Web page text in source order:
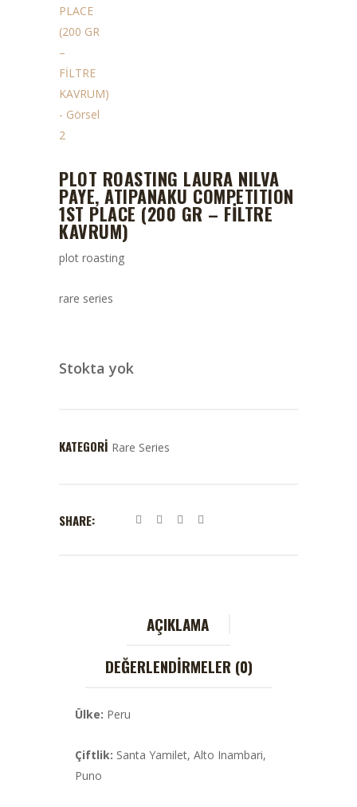
PLOT ROASTING LAURA NILVA
PAYE, ATIPANAKU COMPETITION
1ST PLACE (200 GR – FİLTRE
KAVRUM)
plot roasting
rare series
Stokta yok
KATEGORI Rare Series
SHARE:
AÇIKLAMA
DEĞERLENDIRMELER (0)
Ülke: Peru
Çiftlik: Santa Yamilet, Alto Inambari,
Puno